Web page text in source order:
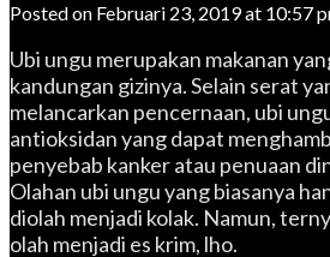
Posted on Februari 23, 2019 at 10:57
Ubi ungu merupakan makanan
kandungan gizinya. Selain serat
melancarkan pencernaan, ubi
antioksidan yang dapat
penyebab kanker atau penuaan
Olahan ubi ungu yang biasanya
diolah menjadi kolak. Namun,
olah menjadi es krim, lho.